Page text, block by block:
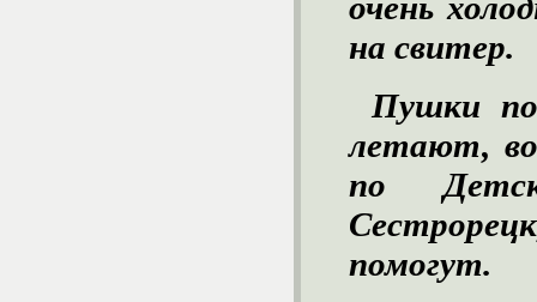
на свитер.
Пушки
летают,
по
помогут.